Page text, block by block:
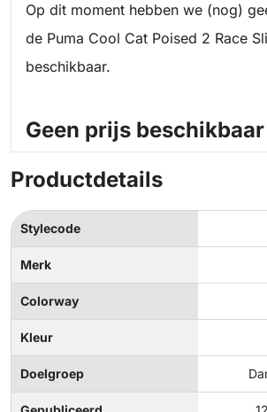
Op dit moment hebben we (nog)
de Puma Cool Cat Poised 2 Race
beschikbaar.
Geen prijs beschikbaar
Productdetails
Stylecode
Merk
Colorway
Kleur
Doelgroep